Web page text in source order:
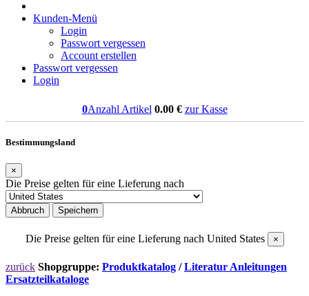
Kunden-Menü
Login
Passwort vergessen
Account erstellen
Passwort vergessen
Login
0Anzahl Artikel 0.00€ zur Kasse
Bestimmungsland
×
Die Preise gelten für eine Lieferung nach
Abbruch Speichern
Die Preise gelten für eine Lieferung nach United States ×
zurück Shopgruppe: Produktkatalog /Literatur Anleitungen
Ersatzteilkataloge